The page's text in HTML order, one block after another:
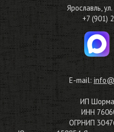
Ярославль,
+7 (901)
E-mail:
ИП
ИНН
ОГРНИП